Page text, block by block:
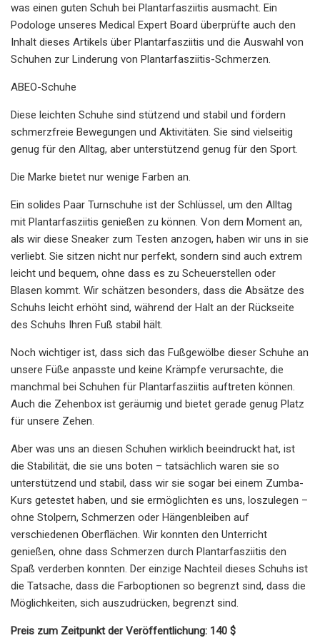
was einen guten Schuh bei Plantarfasziitis ausmacht. Ein
Podologe unseres Medical Expert Board überprüfte auch den
Inhalt dieses Artikels über Plantarfasziitis und die Auswahl von
Schuhen zur Linderung von Plantarfasziitis-Schmerzen.
ABEO-Schuhe
Diese leichten Schuhe sind stützend und stabil und fördern
schmerzfreie Bewegungen und Aktivitäten. Sie sind vielseitig
genug für den Alltag, aber unterstützend genug für den Sport.
Die Marke bietet nur wenige Farben an.
Ein solides Paar Turnschuhe ist der Schlüssel, um den Alltag
mit Plantarfasziitis genießen zu können. Von dem Moment an,
als wir diese Sneaker zum Testen anzogen, haben wir uns in sie
verliebt. Sie sitzen nicht nur perfekt, sondern sind auch extrem
leicht und bequem, ohne dass es zu Scheuerstellen oder
Blasen kommt. Wir schätzen besonders, dass die Absätze des
Schuhs leicht erhöht sind, während der Halt an der Rückseite
des Schuhs Ihren Fuß stabil hält.
Noch wichtiger ist, dass sich das Fußgewölbe dieser Schuhe an
unsere Füße anpasste und keine Krämpfe verursachte, die
manchmal bei Schuhen für Plantarfasziitis auftreten können.
Auch die Zehenbox ist geräumig und bietet gerade genug Platz
für unsere Zehen.
Aber was uns an diesen Schuhen wirklich beeindruckt hat, ist
die Stabilität, die sie uns boten – tatsächlich waren sie so
unterstützend und stabil, dass wir sie sogar bei einem Zumba-
Kurs getestet haben, und sie ermöglichten es uns, loszulegen –
ohne Stolpern, Schmerzen oder Hängenbleiben auf
verschiedenen Oberflächen. Wir konnten den Unterricht
genießen, ohne dass Schmerzen durch Plantarfasziitis den
Spaß verderben konnten. Der einzige Nachteil dieses Schuhs ist
die Tatsache, dass die Farboptionen so begrenzt sind, dass die
Möglichkeiten, sich auszudrücken, begrenzt sind.
Preis zum Zeitpunkt der Veröffentlichung: 140 $